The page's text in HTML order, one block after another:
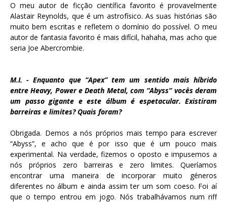
O meu autor de ficção científica favorito é provavelmente
Alastair Reynolds, que é um astrofísico. As suas histórias são
muito bem escritas e refletem o domínio do possível. O meu
autor de fantasia favorito é mais difícil, hahaha, mas acho que
seria Joe Abercrombie.
M.I. - Enquanto que “Apex” tem um sentido mais híbrido
entre Heavy, Power e Death Metal, com “Abyss” vocês deram
um passo gigante e este álbum é espetacular. Existiram
barreiras e limites? Quais foram?
Obrigada. Demos a nós próprios mais tempo para escrever
“Abyss”, e acho que é por isso que é um pouco mais
experimental. Na verdade, fizemos o oposto e impusemos a
nós próprios zero barreiras e zero limites. Queríamos
encontrar uma maneira de incorporar muito géneros
diferentes no álbum e ainda assim ter um som coeso. Foi aí
que o tempo entrou em jogo. Nós trabalhávamos num riff